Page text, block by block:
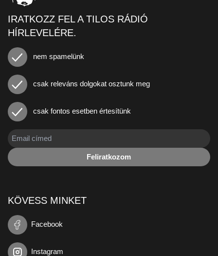
IRATKOZZ FEL A TILOS RÁDIÓ
HÍRLEVELÉRE.
nem spamelünk
csak releváns dolgokat osztunk meg
csak fontos esetben értesítünk
Feliratkozom
KÖVESS MINKET
Facebook
Instagram